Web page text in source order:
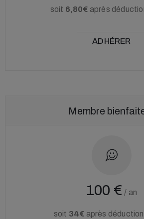
soit 6,80€ après
ADHÉRER
Membre
100 € / an
soit 34€ après